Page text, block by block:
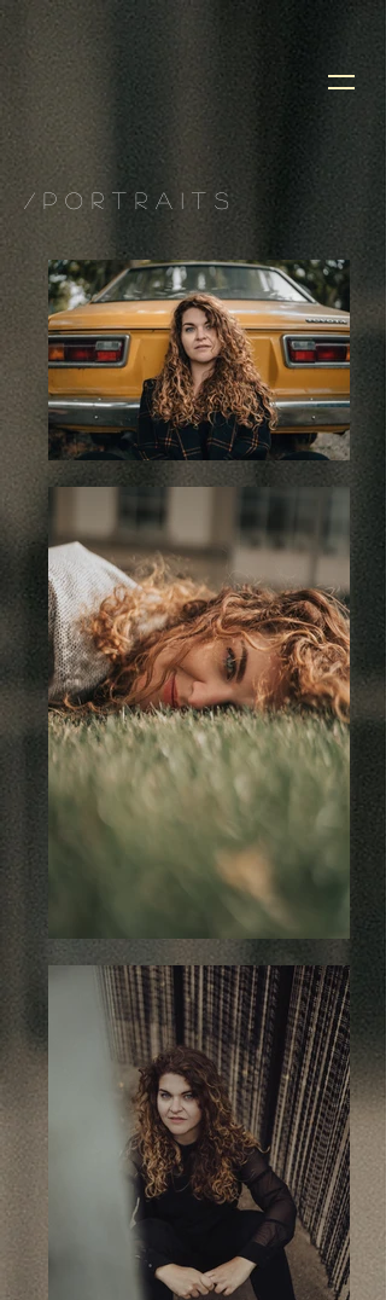
/ p o r t r a i t s